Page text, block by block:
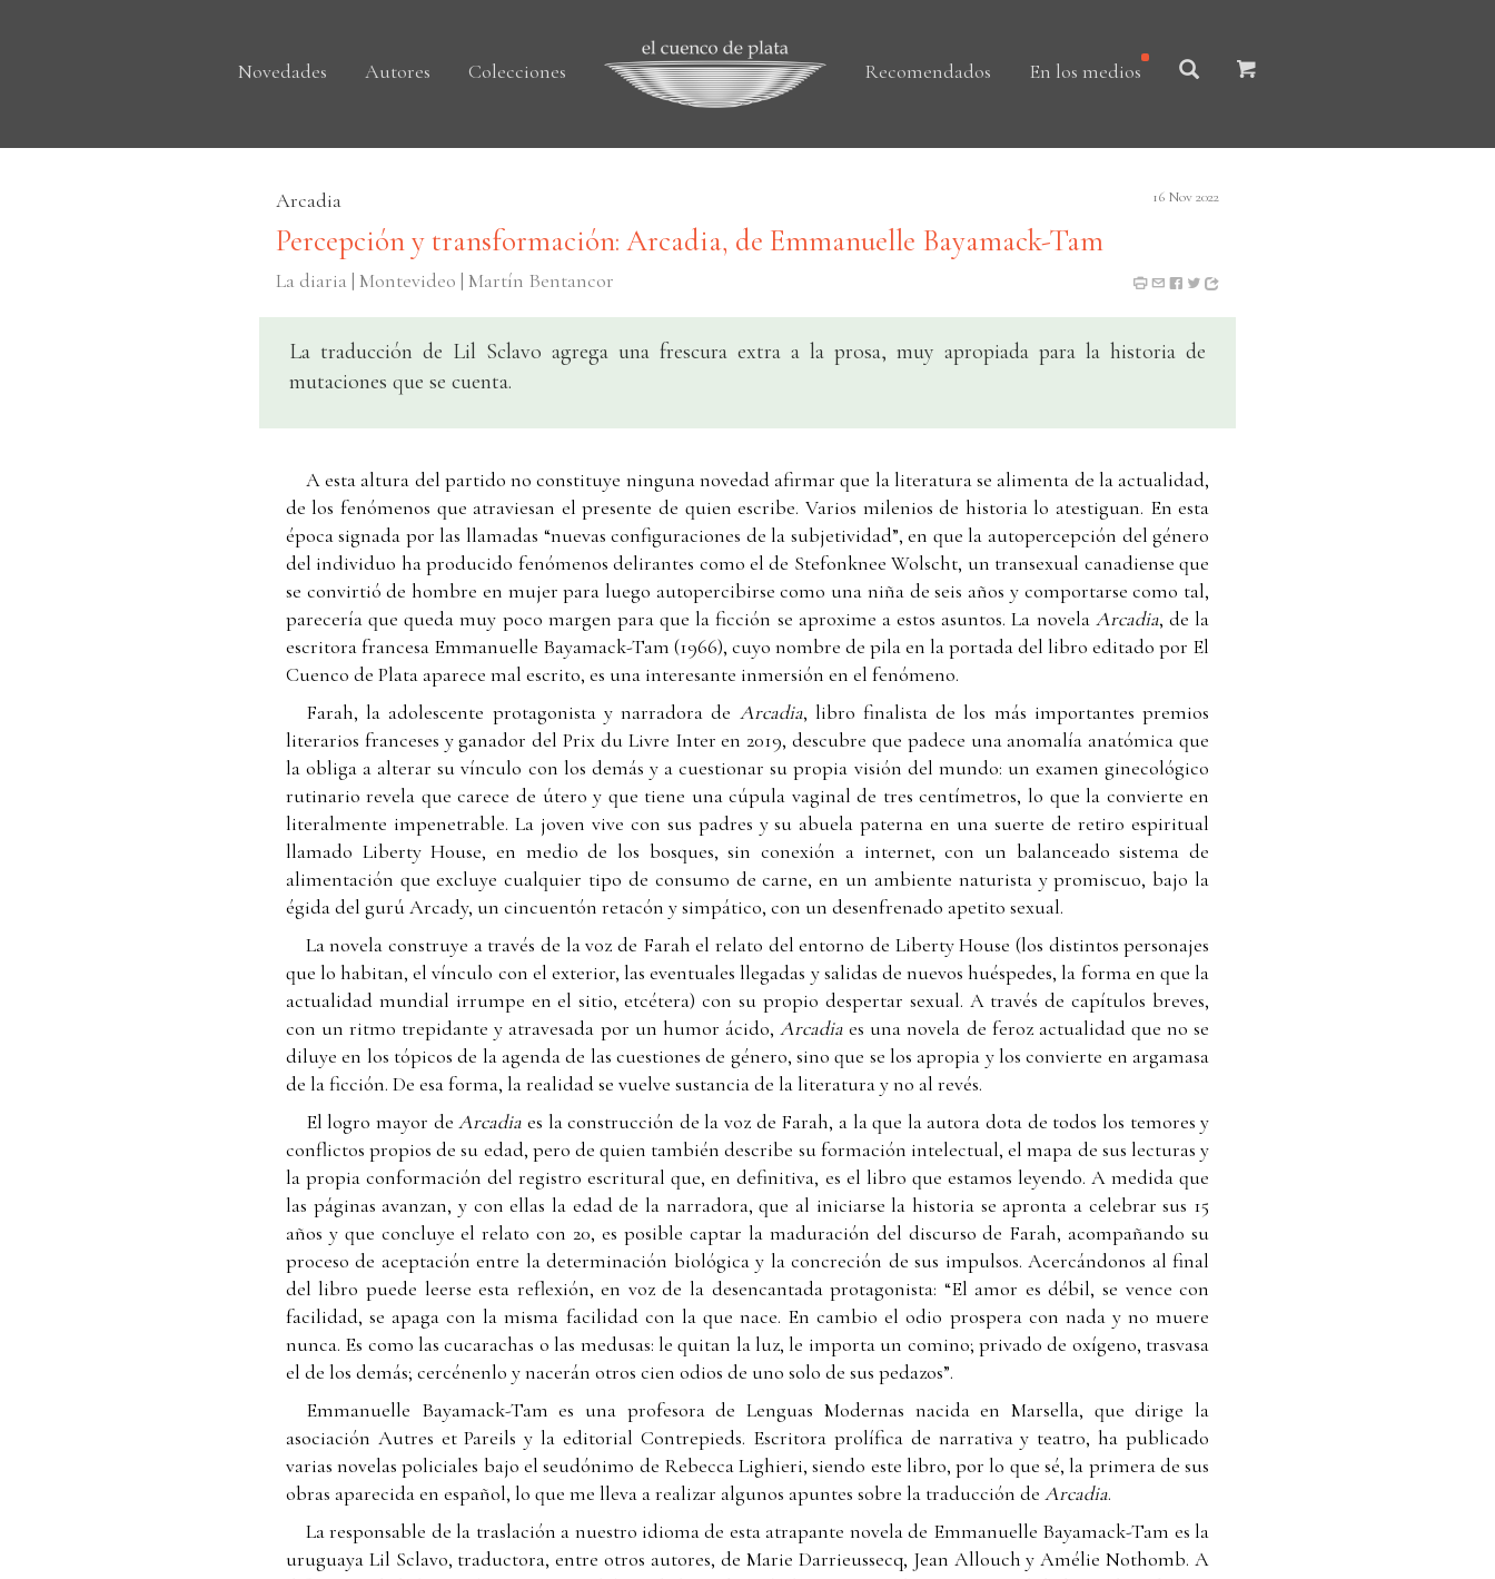
Novedades Autores Colecciones Recomendados En los medios
Arcadia 16 Nov 2022
Percepción y transformación: Arcadia, de Emmanuelle Bayamack-Tam
La diaria | Montevideo | Martín Bentancor
La traducción de Lil Sclavo agrega una frescura extra a la prosa, muy apropiada para la historia de
mutaciones que se cuenta.
A esta altura del partido no constituye ninguna novedad afirmar que la literatura se alimenta de la actualidad,
de los fenómenos que atraviesan el presente de quien escribe. Varios milenios de historia lo atestiguan. En esta
época signada por las llamadas “nuevas configuraciones de la subjetividad”, en que la autopercepción del género
del individuo ha producido fenómenos delirantes como el de Stefonknee Wolscht, un transexual canadiense que
se convirtió de hombre en mujer para luego autopercibirse como una niña de seis años y comportarse como tal,
parecería que queda muy poco margen para que la ficción se aproxime a estos asuntos. La novela Arcadia, de la
escritora francesa Emmanuelle Bayamack-Tam (1966), cuyo nombre de pila en la portada del libro editado por El
Cuenco de Plata aparece mal escrito, es una interesante inmersión en el fenómeno.
Farah, la adolescente protagonista y narradora de Arcadia, libro finalista de los más importantes premios
literarios franceses y ganador del Prix du Livre Inter en 2019, descubre que padece una anomalía anatómica que
la obliga a alterar su vínculo con los demás y a cuestionar su propia visión del mundo: un examen ginecológico
rutinario revela que carece de útero y que tiene una cúpula vaginal de tres centímetros, lo que la convierte en
literalmente impenetrable. La joven vive con sus padres y su abuela paterna en una suerte de retiro espiritual
llamado Liberty House, en medio de los bosques, sin conexión a internet, con un balanceado sistema de
alimentación que excluye cualquier tipo de consumo de carne, en un ambiente naturista y promiscuo, bajo la
égida del gurú Arcady, un cincuentón retacón y simpático, con un desenfrenado apetito sexual.
La novela construye a través de la voz de Farah el relato del entorno de Liberty House (los distintos personajes
que lo habitan, el vínculo con el exterior, las eventuales llegadas y salidas de nuevos huéspedes, la forma en que la
actualidad mundial irrumpe en el sitio, etcétera) con su propio despertar sexual. A través de capítulos breves,
con un ritmo trepidante y atravesada por un humor ácido,Arcadia es una novela de feroz actualidad que no se
diluye en los tópicos de la agenda de las cuestiones de género, sino que se los apropia y los convierte en argamasa
de la ficción. De esa forma, la realidad se vuelve sustancia de la literatura y no al revés.
El logro mayor deArcadia es la construcción de la voz de Farah, a la que la autora dota de todos los temores y
conflictos propios de su edad, pero de quien también describe su formación intelectual, el mapa de sus lecturas y
la propia conformación del registro escritural que, en definitiva, es el libro que estamos leyendo. A medida que
las páginas avanzan, y con ellas la edad de la narradora, que al iniciarse la historia se apronta a celebrar sus 15
años y que concluye el relato con 20, es posible captar la maduración del discurso de Farah, acompañando su
proceso de aceptación entre la determinación biológica y la concreción de sus impulsos. Acercándonos al final
del libro puede leerse esta reflexión, en voz de la desencantada protagonista: “El amor es débil, se vence con
facilidad, se apaga con la misma facilidad con la que nace. En cambio el odio prospera con nada y no muere
nunca. Es como las cucarachas o las medusas: le quitan la luz, le importa un comino; privado de oxígeno, trasvasa
el de los demás; cercénenlo y nacerán otros cien odios de uno solo de sus pedazos”.
Emmanuelle Bayamack-Tam es una profesora de Lenguas Modernas nacida en Marsella, que dirige la
asociación Autres et Pareils y la editorial Contrepieds. Escritora prolífica de narrativa y teatro, ha publicado
varias novelas policiales bajo el seudónimo de Rebecca Lighieri, siendo este libro, por lo que sé, la primera de sus
obras aparecida en español, lo que me lleva a realizar algunos apuntes sobre la traducción de Arcadia.
La responsable de la traslación a nuestro idioma de esta atrapante novela de Emmanuelle Bayamack-Tam es la
uruguaya Lil Sclavo, traductora, entre otros autores, de Marie Darrieussecq, Jean Allouch y Amélie Nothomb. A